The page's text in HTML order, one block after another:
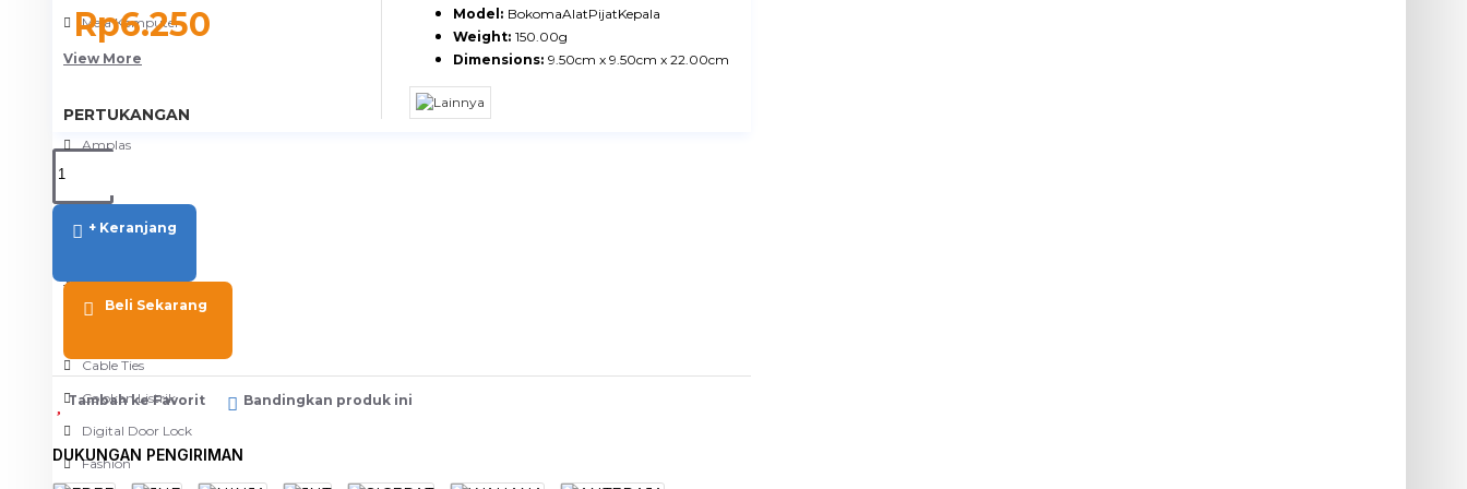
Meja Komputer
View More
PERTUKANGAN
Amplas
View More
Cable Ties
Colokan Listrik
Digital Door Lock
Fashion
Rp6.250 Model: BokomaAlatPijatKepala
Weight: 150.00g
Dimensions: 9.50cm x 9.50cm x 22.00cm
+ Keranjang
Beli Sekarang
Tambah ke Favorit Bandingkan produk ini
DUKUNGAN PENGIRIMAN